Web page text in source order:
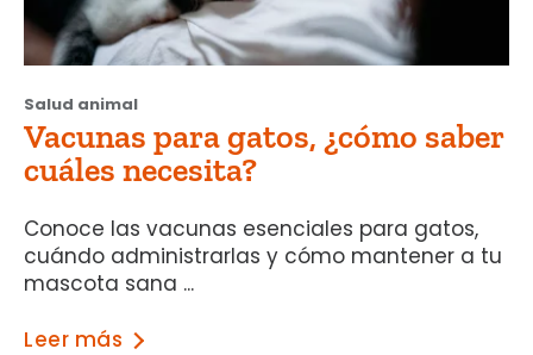
Salud animal
Vacunas para gatos, ¿cómo saber
cuáles necesita?
Conoce las vacunas esenciales para gatos,
cuándo administrarlas y cómo mantener a tu
mascota sana ...
Leer más